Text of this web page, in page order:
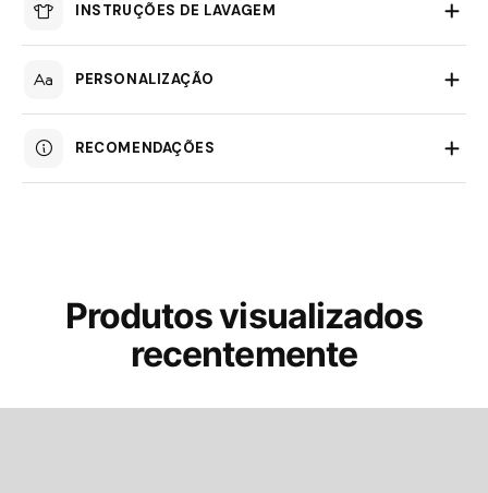
INSTRUÇÕES DE LAVAGEM
PERSONALIZAÇÃO
RECOMENDAÇÕES
Produtos visualizados
recentemente